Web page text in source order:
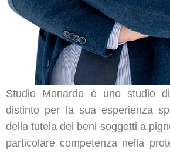
Studio Monardo è uno studio
distinto per la sua esperienza
della tutela dei beni soggetti a
particolare competenza nella